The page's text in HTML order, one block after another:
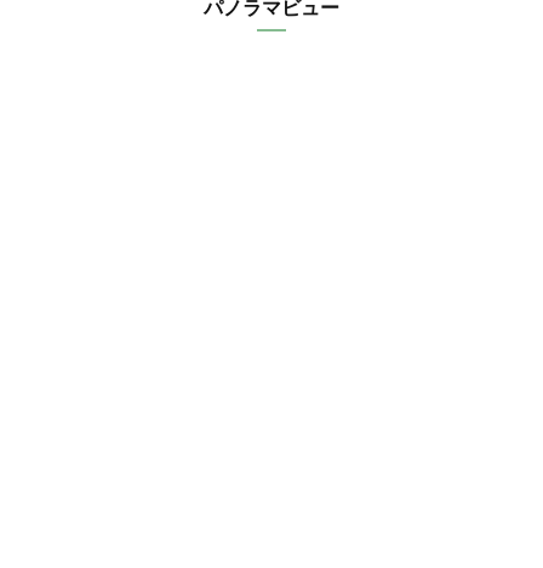
パノラマビュー